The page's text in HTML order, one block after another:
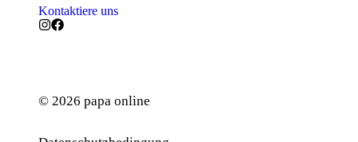
Kontaktiere uns
© 2026 papa online